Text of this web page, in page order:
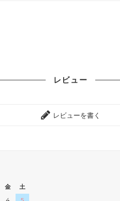
レビュー
レビューを書く
金
土